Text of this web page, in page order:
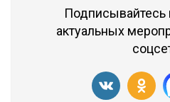
Подписывайтесь
актуальных